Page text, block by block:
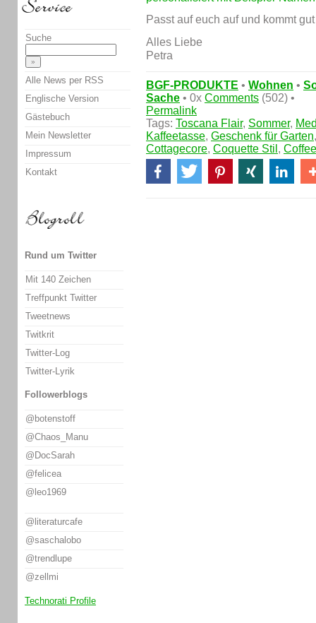
Passt auf euch auf und kommt
Alles Liebe
Petra
BGF-PRODUKTE • Wohnen •
Sache • 0x Comments (502) •
Permalink
Tags: Toscana Flair, Sommer,
Kaffeetasse, Geschenk für Garten
Cottagecore, Coquette Stil ,
Suche
Alle News per RSS
Englische Version
Gästebuch
Mein Newsletter
Impressum
Kontakt
Rund um Twitter
Mit 140 Zeichen
Treffpunkt Twitter
Tweetnews
Twitkrit
Twitter-Log
Twitter-Lyrik
Followerblogs
@botenstoff
@Chaos_Manu
@DocSarah
@felicea
@leo1969
@literaturcafe
@saschalobo
@trendlupe
@zellmi
Technorati Profile